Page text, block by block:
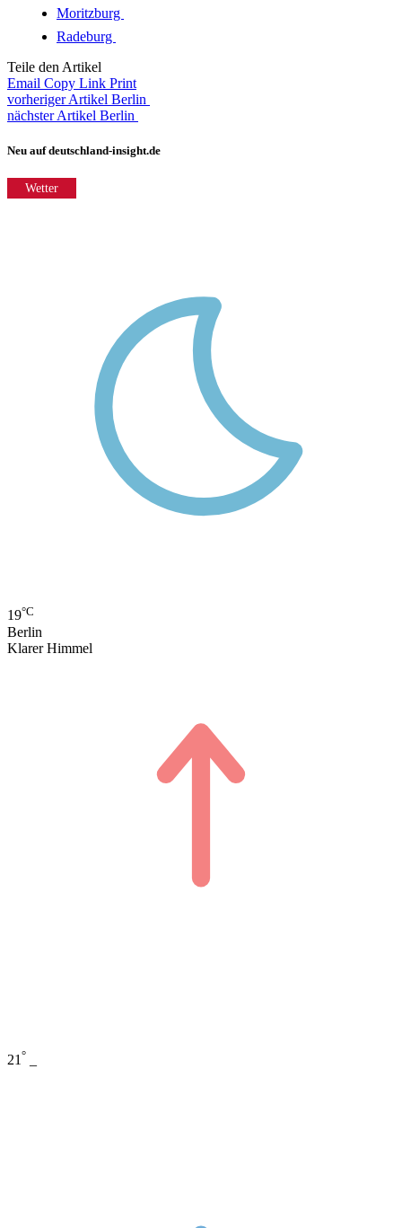
Moritzburg
Radeburg
Teile den Artikel
Email Copy Link Print
vorheriger Artikel Berlin
nächster Artikel Berlin
Neu auf deutschland-insight.de
Wetter
19°C
Berlin
Klarer Himmel
21 °